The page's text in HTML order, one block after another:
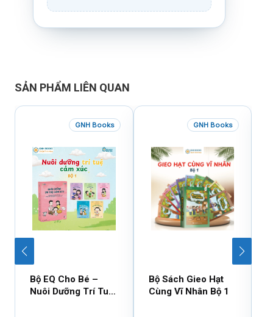
SẢN PHẨM LIÊN QUAN
GNH Books
Bộ EQ Cho Bé –
Nuôi Dưỡng Trí Tuệ
GNH Books
Bộ Sách Gieo Hạt
Cùng Vĩ Nhân Bộ 1